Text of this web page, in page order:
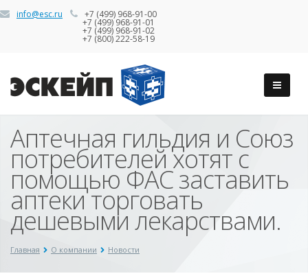
info@esc.ru +7 (499) 968-91-00
+7 (499) 968-91-01
+7 (499) 968-91-02
+7 (800) 222-58-19
Аптечная гильдия и Союз
потребителей хотят с
помощью ФАС заставить
аптеки торговать
дешевыми лекарствами.
Главная О компании Новости